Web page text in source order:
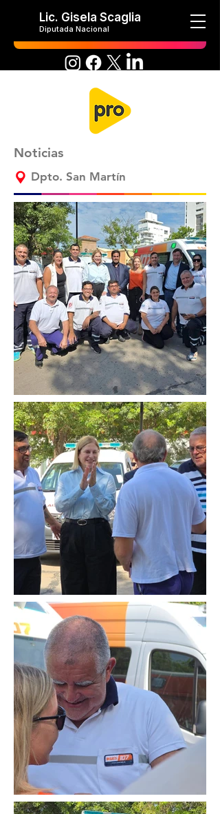
Lic. Gisela Scaglia
Diputada Nacional
Noticias
Dpto. San Martín